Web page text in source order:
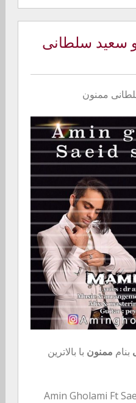
سعید سلطانی
ممنون
بنام ممنون با بالاترین